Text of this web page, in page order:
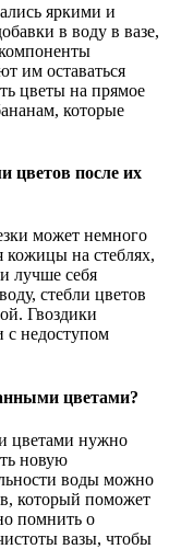
яркими и
в воду в вазе,
им оставаться
цветы на прямое
которые
цветов после их
может немного
кожицы на стеблях,
лучше себя
стебли цветов
Гвоздики
с недоступом
цветами?
цветами нужно
новую
воды можно
который поможет
помнить о
вазы, чтобы